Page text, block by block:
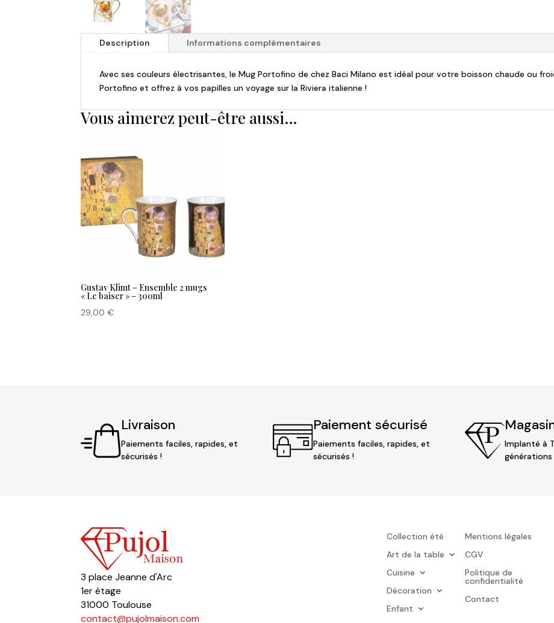
Description Informations complémentaires
Avec ses couleurs électrisantes, le Mug Portofino de chez Baci Milano est idéal pour votre boisson chaude ou
Portofino et offrez à vos papilles un voyage sur la Riviera italienne !
Vous aimerez peut-être aussi…
Gustav Klimt – Ensemble 2 mugs
« Le baiser » – 300ml
29,00€
Livraison
Paiements faciles, rapides, et
sécurisés !
Paiement sécurisé
Paiements faciles, rapides, et
sécurisés !
Implanté à
générations
3 place Jeanne d'Arc
1er étage
31000 Toulouse
contact@pujolmaison.com
Collection été
Art de la table
Cuisine
Décoration
Enfant
Mentions légales
CGV
Politique de
confidentialité
Contact